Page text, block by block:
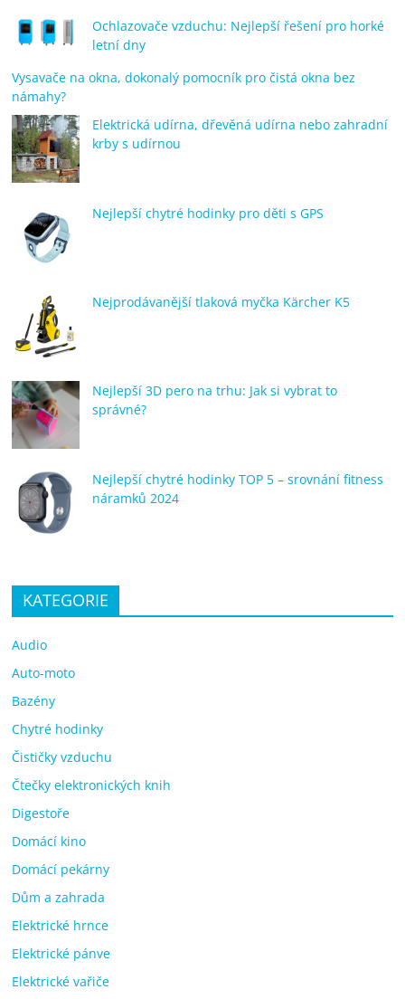
Ochlazovače vzduchu: Nejlepší řešení pro horké
letní dny
Vysavače na okna, dokonalý pomocník pro čistá okna bez
námahy?
Elektrická udírna, dřevěná udírna nebo zahradní
krby s udírnou
Nejlepší chytré hodinky pro děti s GPS
Nejprodávanější tlaková myčka Kärcher K5
Nejlepší 3D pero na trhu: Jak si vybrat to
správné?
Nejlepší chytré hodinky TOP 5 – srovnání fitness
náramků 2024
KATEGORIE
Audio
Auto-moto
Bazény
Chytré hodinky
Čističky vzduchu
Čtečky elektronických knih
Digestoře
Domácí kino
Domácí pekárny
Dům a zahrada
Elektrické hrnce
Elektrické pánve
Elektrické vařiče